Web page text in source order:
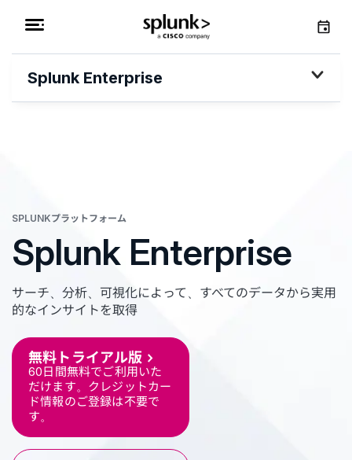
Splunk Enterprise
SPLUNKプラットフォーム
Splunk Enterprise
サーチ、分析、可視化によって、すべてのデータから実用
的なインサイトを取得
無料トライアル版
60日間無料でご利用いた
だけます。クレジットカー
ド情報のご登録は不要で
す。